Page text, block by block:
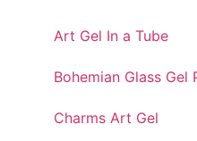
Art Gel In a Tube
Bohemian Glass Gel
Charms Art Gel